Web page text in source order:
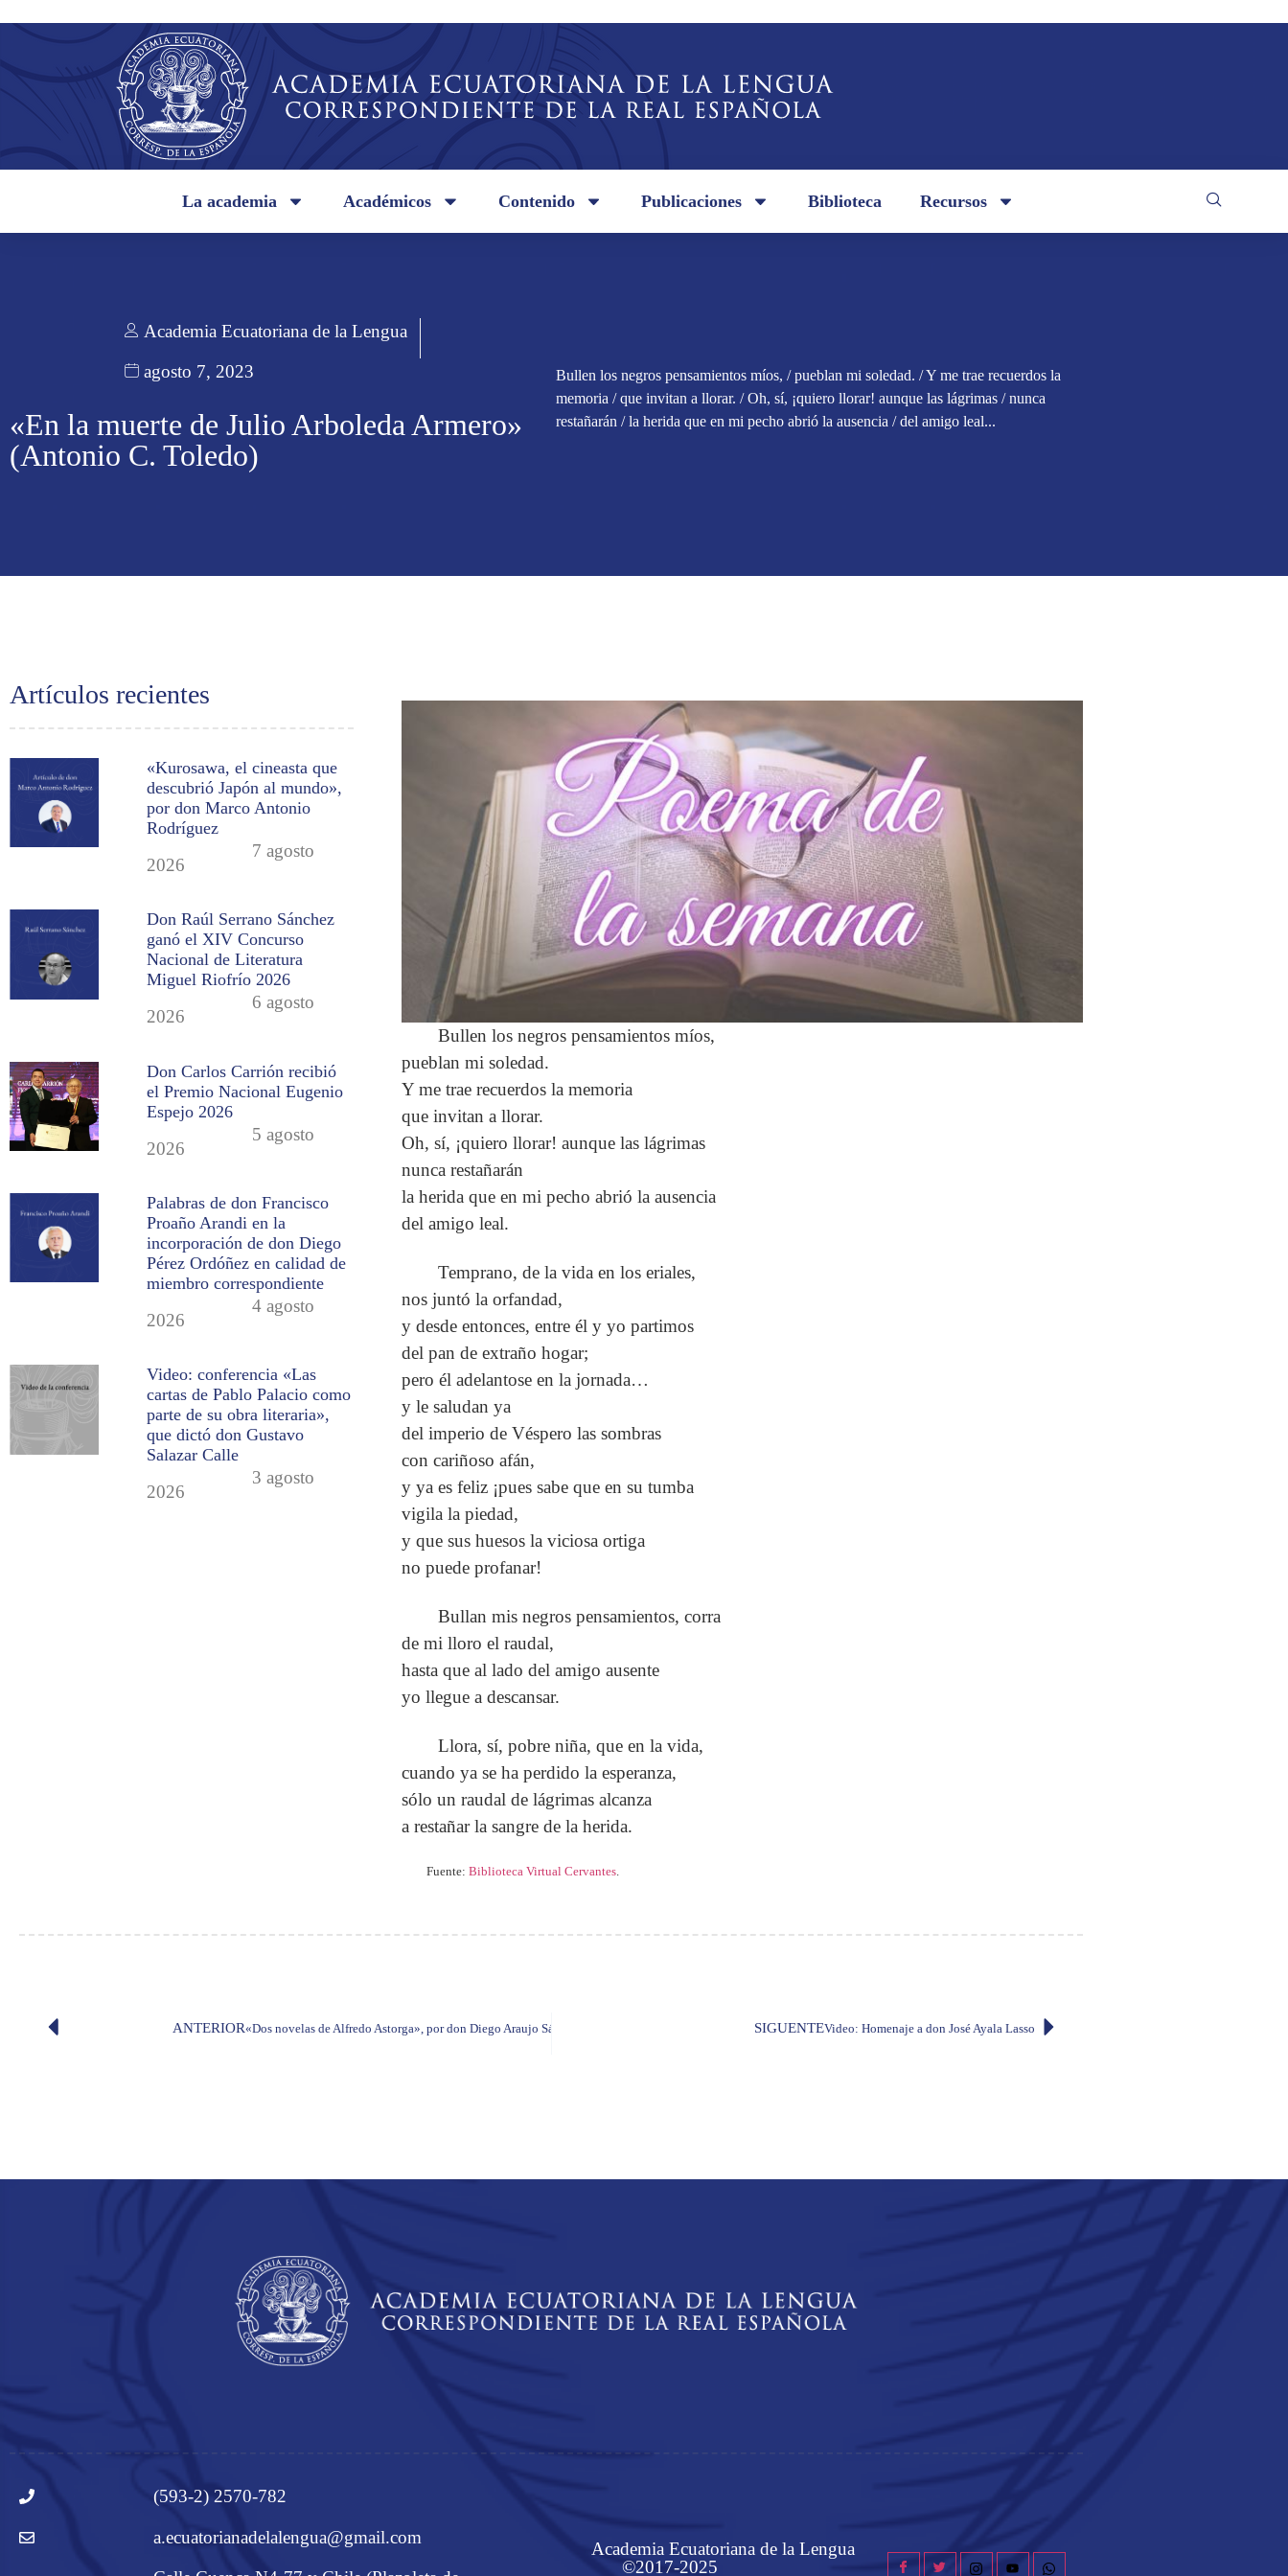
La academia Académicos Contenido Publicaciones Biblioteca Recursos
Academia Ecuatoriana de la Lengua
agosto 7, 2023
«En la muerte de Julio Arboleda Armero»
(Antonio C. Toledo)
Bullen los negros pensamientos míos, / pueblan mi soledad. / Y me trae recuerdos la
memoria / que invitan a llorar. / Oh, sí, ¡quiero llorar! aunque las lágrimas / nunca
restañarán / la herida que en mi pecho abrió la ausencia / del amigo leal...
Artículos recientes
«Kurosawa, el cineasta que
descubrió Japón al mundo»,
por don Marco Antonio
Rodríguez
7 agosto
2026
Don Raúl Serrano Sánchez
ganó el XIV Concurso
Nacional de Literatura
Miguel Riofrío 2026
6 agosto
2026
Don Carlos Carrión recibió
el Premio Nacional Eugenio
Espejo 2026
5 agosto
2026
Palabras de don Francisco
Proaño Arandi en la
incorporación de don Diego
Pérez Ordóñez en calidad de
miembro correspondiente
4 agosto
2026
Video: conferencia «Las
cartas de Pablo Palacio como
parte de su obra literaria»,
que dictó don Gustavo
Salazar Calle
3 agosto
2026
Bullen los negros pensamientos míos,
pueblan mi soledad.
Y me trae recuerdos la memoria
que invitan a llorar.
Oh, sí, ¡quiero llorar! aunque las lágrimas
nunca restañarán
la herida que en mi pecho abrió la ausencia
del amigo leal.
Temprano, de la vida en los eriales,
nos juntó la orfandad,
y desde entonces, entre él y yo partimos
del pan de extraño hogar;
pero él adelantose en la jornada…
y le saludan ya
del imperio de Véspero las sombras
con cariñoso afán,
y ya es feliz ¡pues sabe que en su tumba
vigila la piedad,
y que sus huesos la viciosa ortiga
no puede profanar!
Bullan mis negros pensamientos, corra
de mi lloro el raudal,
hasta que al lado del amigo ausente
yo llegue a descansar.
Llora, sí, pobre niña, que en la vida,
cuando ya se ha perdido la esperanza,
sólo un raudal de lágrimas alcanza
a restañar la sangre de la herida.
Fuente: Biblioteca Virtual Cervantes
ANTERIOR«Dos novelas de Alfredo Astorga», por don Diego Araujo Sánchez SIGUENTEVideo: Homenaje a don José Ayala Lasso
(593-2) 2570-782
a.ecuatorianadelalengua@gmail.com
Academia Ecuatoriana de la Lengua
©2017-2025